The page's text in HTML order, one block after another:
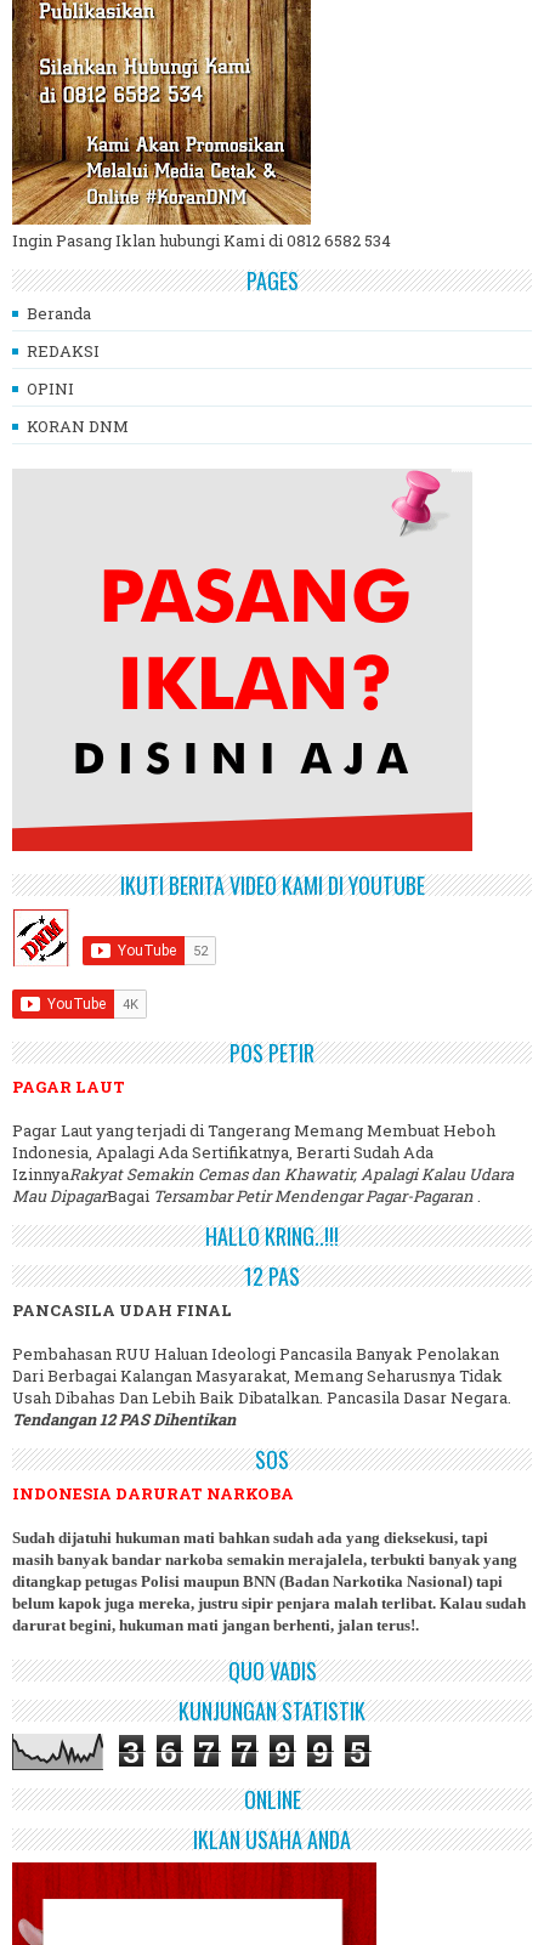
Ingin Pasang Iklan hubungi Kami di 0812 6582 534
PAGES
Beranda
REDAKSI
OPINI
KORAN DNM
IKUTI BERITA VIDEO KAMI DI YOUTUBE
POS PETIR
PAGAR LAUT
Pagar Laut yang terjadi di Tangerang Memang Membuat Heboh
Indonesia, Apalagi Ada Sertifikatnya, Berarti Sudah Ada
IzinnyaRakyat Semakin Cemas dan Khawatir, Apalagi Kalau Udara
Mau DipagarBagai Tersambar Petir Mendengar Pagar-Pagaran.
HALLO KRING..!!!
12 PAS
PANCASILA UDAH FINAL
Pembahasan RUU Haluan Ideologi Pancasila Banyak Penolakan
Dari Berbagai Kalangan Masyarakat, Memang Seharusnya Tidak
Usah Dibahas Dan Lebih Baik Dibatalkan. Pancasila Dasar Negara.
Tendangan 12 PAS Dihentikan
SOS
INDONESIA DARURAT NARKOBA
Sudah dijatuhi hukuman mati bahkan sudah ada yang dieksekusi, tapi
masih banyak bandar narkoba semakin merajalela, terbukti banyak yang
ditangkap petugas Polisi maupun BNN (Badan Narkotika Nasional) tapi
belum kapok juga mereka, justru sipir penjara malah terlibat. Kalau sudah
darurat begini, hukuman mati jangan berhenti, jalan terus!.
QUO VADIS
KUNJUNGAN STATISTIK
3 6 7 7 9 9 5
ONLINE
IKLAN USAHA ANDA